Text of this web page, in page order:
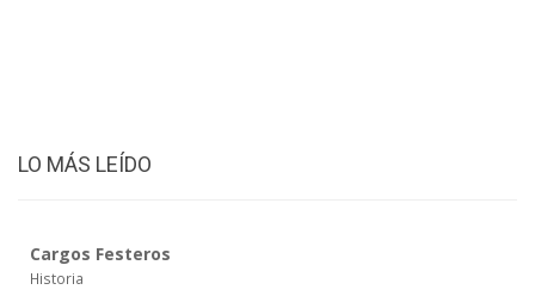
LO MÁS LEÍDO
Cargos Festeros
Historia